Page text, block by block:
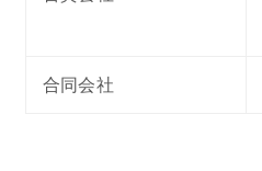
合同会社